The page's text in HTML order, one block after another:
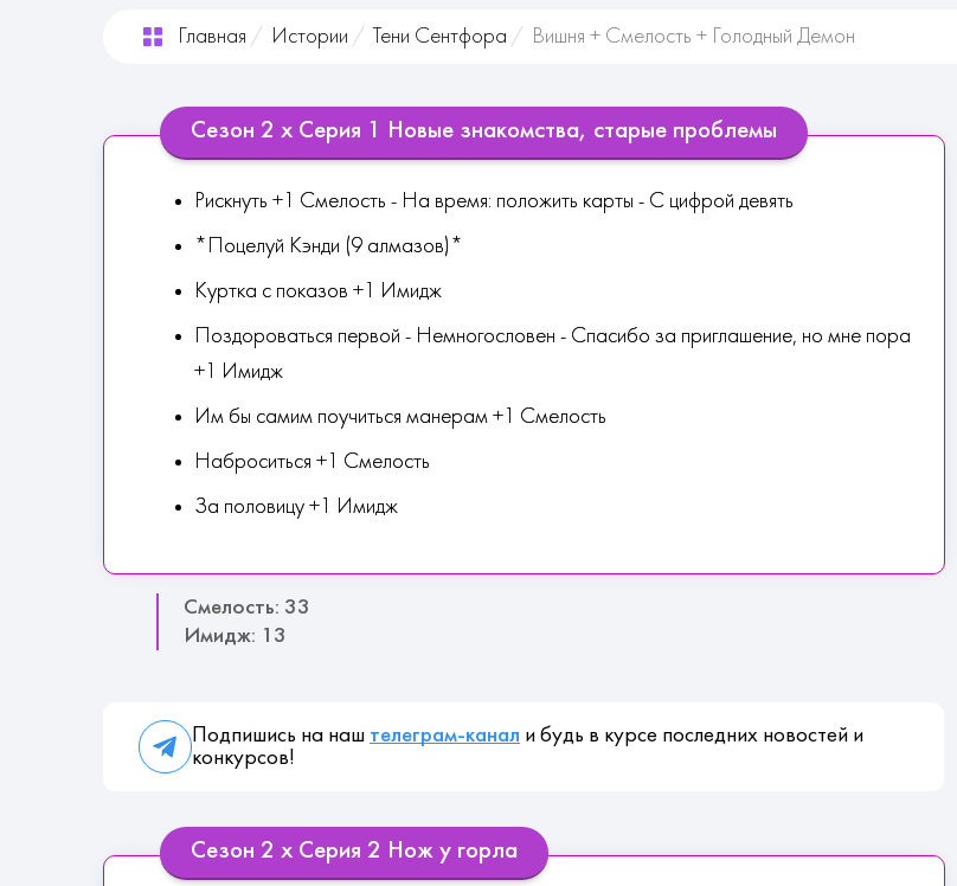
Главная Истории Тени Сентфора Вишня + Смелость + Голодный Демон
Сезон 2 х Серия 1 Новые знакомства, старые проблемы
Рискнуть +1 Смелость - На время: положить карты - С цифрой девять
*Поцелуй Кэнди (9 алмазов)*
Куртка с показов +1 Имидж
Поздороваться первой - Немногословен - Спасибо за приглашение, но мне пора
+1 Имидж
Им бы самим поучиться манерам +1 Смелость
Наброситься +1 Смелость
За половицу +1 Имидж
Смелость: 33
Имидж: 13
Подпишись на наш телеграм-канал и будь в курсе последних новостей и
конкурсов!
Сезон 2 х Серия 2 Нож у горла